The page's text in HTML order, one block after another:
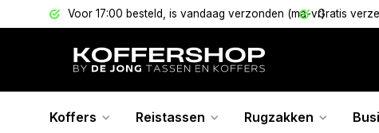
Voor 17:00 besteld, is vandaag verzonden (ma-vr)Gratis
Koffers Reistassen Rugzakken